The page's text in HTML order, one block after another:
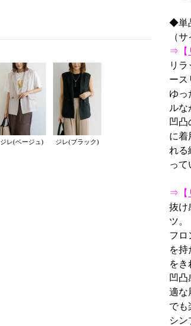
◆単
（
⇒【
リ
ース
ゆっ
ルな
凹凸
に着
れる
って
⇒【
抜け
ツ。
フロ
を持
をき
凹
適な
でも
シ
ジレ(ベージュ) ジレ(ブラック)